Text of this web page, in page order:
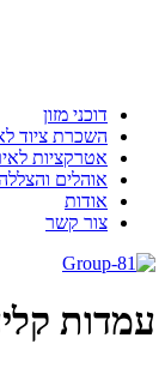
דוכני מזון
השכרת ציוד
אטרקציות
אוהלים והצללה
אודות
צור קשר